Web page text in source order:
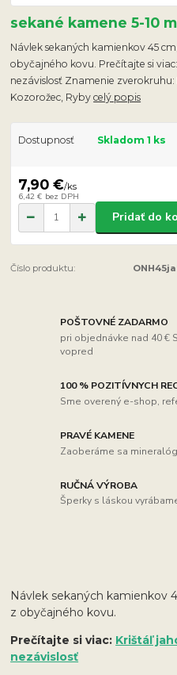
sekané kamene 5-10
Návlek sekaných kamienkov 45
obyčajného kovu. Prečítajte si
nezávislosť Znamenie
Kozorožec, Rybycelý popis
Dostupnosť Skladom 1 ks
7,90 €/ks
6,42 € bez DPH
Pridať do
Číslo produktu:
POŠTOVNÉ ZADARMO
pri objednávke nad 40 €
vopred
100 % POZITÍVNYCH
Sme overený e-shop,
PRAVÉ KAMENE
Zaoberáme sa
RUČNÁ VÝROBA
Šperky s láskou
Návlek sekaných kamienkov
z obyčajného kovu.
Prečítajte si viac: Krištáľ
nezávislosť